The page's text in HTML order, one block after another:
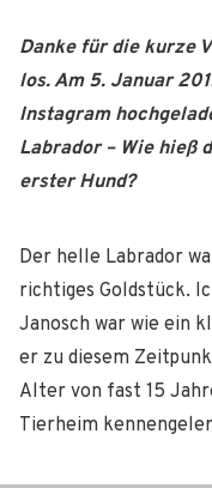
Danke für die kurze
los. Am 5. Januar
Instagram
Labrador – Wie hieß
erster Hund?
Der helle Labrador
richtiges Goldstück.
Janosch war wie ein
er zu diesem
Alter von fast 15
Tierheim